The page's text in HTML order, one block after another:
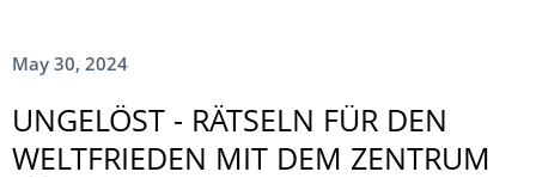
May 30, 2024
UNGELÖST - RÄTSELN FÜR DEN
WELTFRIEDEN MIT DEM ZENTRUM